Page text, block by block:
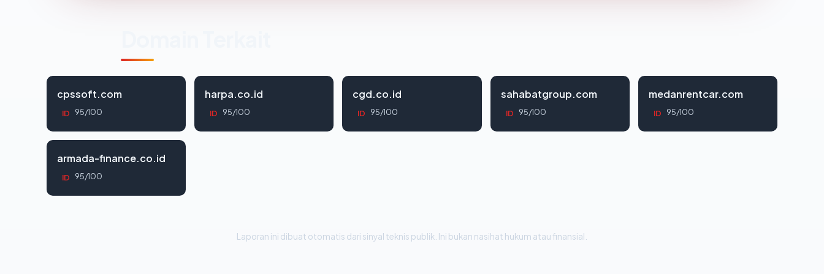
cpssoft.com
ID 95/100
harpa.co.id
ID 95/100
cgd.co.id
ID 95/100
sahabatgroup.com
ID 95/100
medanrentcar.com
ID 95/100
armada-finance.co.id
ID 95/100
Laporan ini dibuat otomatis dari sinyal teknis publik. Ini bukan nasihat hukum atau finansial.